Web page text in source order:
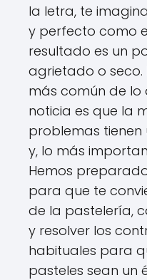
la letra, te
y perfecto como
resultado es un
agrietado o seco.
más común de lo
noticia es que la
problemas tienen
y, lo más
Hemos
para que te
de la pastelería,
y resolver los
habituales para
pasteles sean un